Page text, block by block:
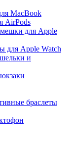
MacBook
AirPods
для Apple
для Apple Watch
и
браслеты